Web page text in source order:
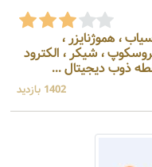
آسیاب ، هموژنایزر ،
، شیکر ، الکترود
ذوب دیجیتال ...
1402 بازدید